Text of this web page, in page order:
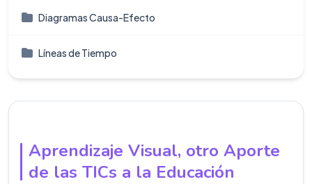
Diagramas Causa-Efecto
Líneas de Tiempo
Aprendizaje Visual, otro Aporte
de las TICs a la Educación